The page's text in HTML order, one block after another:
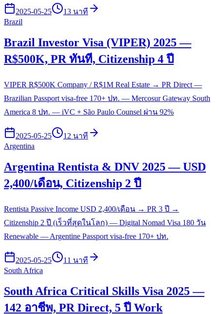
2025-05-25
13 นาที
Brazil
Brazil Investor Visa (VIPER) 2025 —
R$500K, PR ทันที, Citizenship 4 ปี
VIPER R$500K Company / R$1M Real Estate → PR Direct —
Brazilian Passport visa-free 170+ ปท. — Mercosur Gateway South
America 8 ปท. — iVC + São Paulo Counsel ผ่าน 92%
2025-05-25
12 นาที
Argentina
Argentina Rentista & DNV 2025 — USD
2,400/เดือน, Citizenship 2 ปี
Rentista Passive Income USD 2,400/เดือน → PR 3 ปี →
Citizenship 2 ปี (เร็วที่สุดในโลก) — Digital Nomad Visa 180 วัน
Renewable — Argentine Passport visa-free 170+ ปท.
2025-05-25
11 นาที
South Africa
South Africa Critical Skills Visa 2025 —
142 อาชีพ, PR Direct, 5 ปี Work